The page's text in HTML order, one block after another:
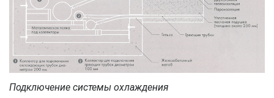
Подключение системы охлаждения